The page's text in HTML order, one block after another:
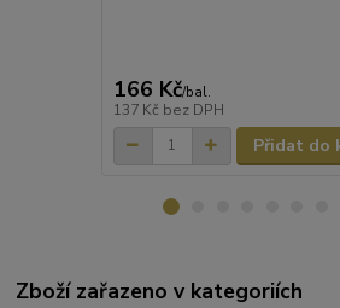
166 Kč/bal.
137 Kč bez DPH
Přidat do
Zboží zařazeno v kategoriích